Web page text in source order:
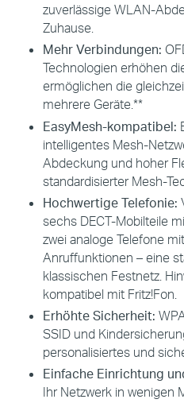
zuverlässige WLAN-
Zuhause.
Mehr Verbindungen:
Technologien erhöhen
ermöglichen die
mehrere Geräte.**
EasyMesh-kompatibel:
intelligentes Mesh-
Abdeckung und hoher
standardisierter Mesh-
Hochwertige Telefonie:
sechs DECT-Mobilteile
zwei analoge Telefone
Anruffunktionen – eine
klassischen Festnetz.
kompatibel mit Fritz!Fon.
Erhöhte Sicherheit:
SSID und
personalisiertes und
Einfache Einrichtung
Ihr Netzwerk in wenigen